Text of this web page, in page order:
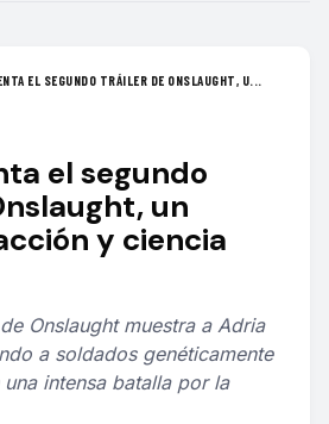
EL SEGUNDO TRÁILER DE ONSLAUGHT, U...
el segundo
un
y ciencia
Onslaught muestra a Adria
a soldados genéticamente
intensa batalla por la